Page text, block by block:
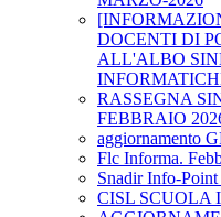
DOCENTI DI
ALL'ALBO
RASSEGNA
FEBBRAIO
aggiornamento
Flc Informa.
Snadir Info-
CISL SCUOLA